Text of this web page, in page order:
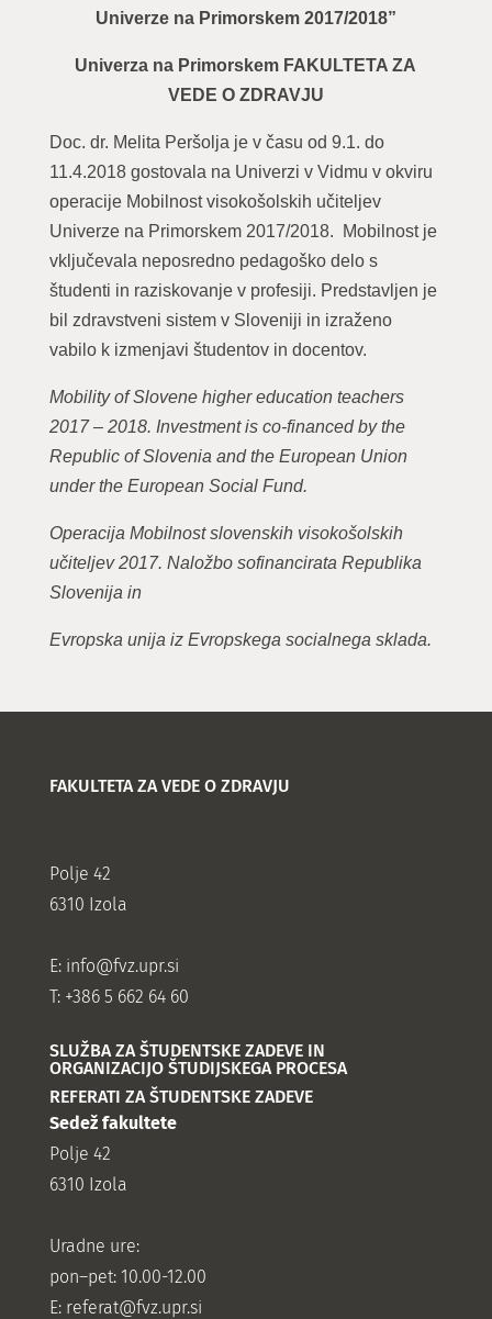
Univerze na Primorskem 2017/2018”
Univerza na Primorskem FAKULTETA ZA
VEDE O ZDRAVJU
Doc. dr. Melita Peršolja je v času od 9.1. do
11.4.2018 gostovala na Univerzi v Vidmu v okviru
operacije Mobilnost visokošolskih učiteljev
Univerze na Primorskem 2017/2018. Mobilnost je
vključevala neposredno pedagoško delo s
študenti in raziskovanje v profesiji. Predstavljen je
bil zdravstveni sistem v Sloveniji in izraženo
vabilo k izmenjavi študentov in docentov.
Mobility of Slovene higher education teachers
2017 – 2018. Investment is co-financed by the
Republic of Slovenia and the European Union
under the European Social Fund.
Operacija Mobilnost slovenskih visokošolskih
učiteljev 2017. Naložbo sofinancirata Republika
Slovenija in
Evropska unija iz Evropskega socialnega sklada.
FAKULTETA ZA VEDE O ZDRAVJU
Polje 42
6310 Izola
E: info@fvz.upr.si
T: +386 5 662 64 60
SLUŽBA ZA ŠTUDENTSKE ZADEVE IN
ORGANIZACIJO ŠTUDIJSKEGA PROCESA
REFERATI ZA ŠTUDENTSKE ZADEVE
Sedež fakultete
Polje 42
6310 Izola
Uradne ure:
pon–pet: 10.00-12.00
E: referat@fvz.upr.si